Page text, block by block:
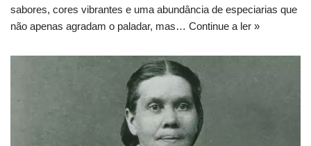
sabores, cores vibrantes e uma abundância de especiarias que
não apenas agradam o paladar, mas… Continue a ler »